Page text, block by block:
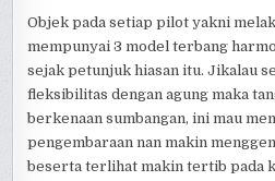
Objek pada setiap pilot yakni
mempunyai 3 model terbang
sejak petunjuk hiasan itu. Jikalau
fleksibilitas dengan agung maka
berkenaan sumbangan, ini mau
pengembaraan nan makin
beserta terlihat makin tertib pada